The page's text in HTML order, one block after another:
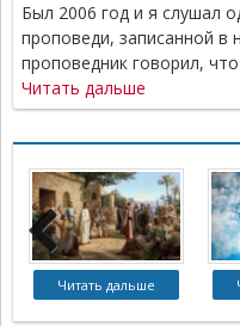
Был 2006 год и я слушал
проповеди, записанной в
проповедник говорил,
Читать дальше
Читать дальше